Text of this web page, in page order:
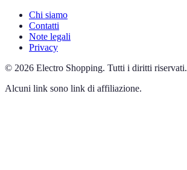
Chi siamo
Contatti
Note legali
Privacy
© 2026 Electro Shopping. Tutti i diritti riservati.
Alcuni link sono link di affiliazione.